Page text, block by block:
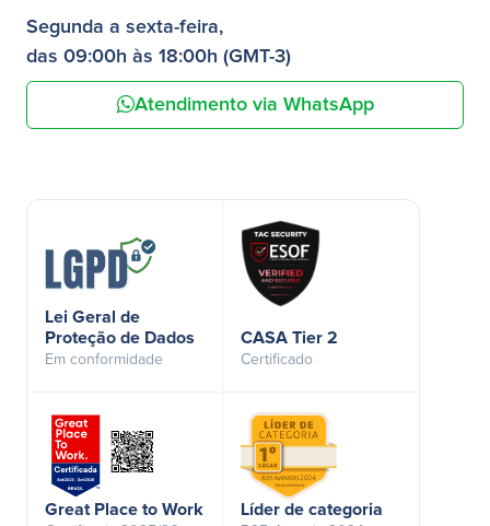
Segunda a sexta-feira,
das 09:00h às 18:00h (GMT-3)
Atendimento via WhatsApp
Lei Geral de
Proteção de Dados
Em conformidade
CASA Tier 2
Certificado
Great Place to Work Líder de categoria